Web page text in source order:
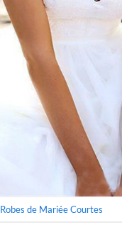
Robes de Mariée Courtes